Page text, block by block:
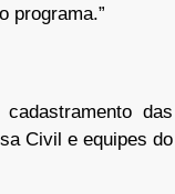
programa.”
das
Civil e equipes do